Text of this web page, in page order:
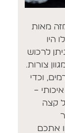
מאות
היו
לרכוש
צורות.
וכדי
–
קצה
אתכם